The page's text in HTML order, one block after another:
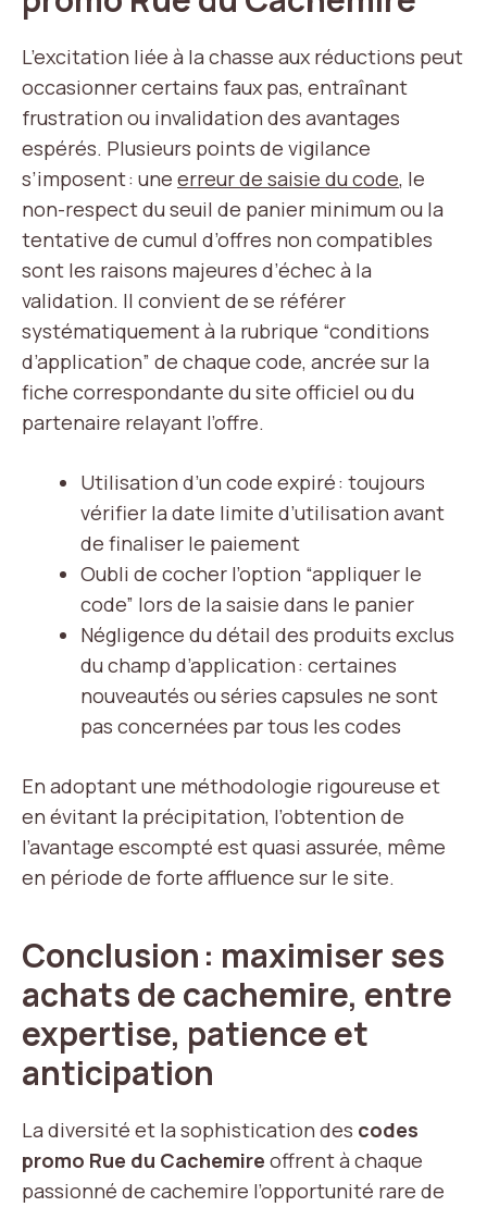
L’excitation liée à la chasse aux réductions peut
occasionner certains faux pas, entraînant
frustration ou invalidation des avantages
espérés. Plusieurs points de vigilance
s’imposent : une erreur de saisie du code, le
non-respect du seuil de panier minimum ou la
tentative de cumul d’offres non compatibles
sont les raisons majeures d’échec à la
validation. Il convient de se référer
systématiquement à la rubrique “conditions
d’application” de chaque code, ancrée sur la
fiche correspondante du site officiel ou du
partenaire relayant l’offre.
Utilisation d’un code expiré : toujours
vérifier la date limite d’utilisation avant
de finaliser le paiement
Oubli de cocher l’option “appliquer le
code” lors de la saisie dans le panier
Négligence du détail des produits exclus
du champ d’application : certaines
nouveautés ou séries capsules ne sont
pas concernées par tous les codes
En adoptant une méthodologie rigoureuse et
en évitant la précipitation, l’obtention de
l’avantage escompté est quasi assurée, même
en période de forte affluence sur le site.
Conclusion : maximiser ses
achats de cachemire, entre
expertise, patience et
anticipation
La diversité et la sophistication des codes
promo Rue du Cachemire offrent à chaque
passionné de cachemire l’opportunité rare de